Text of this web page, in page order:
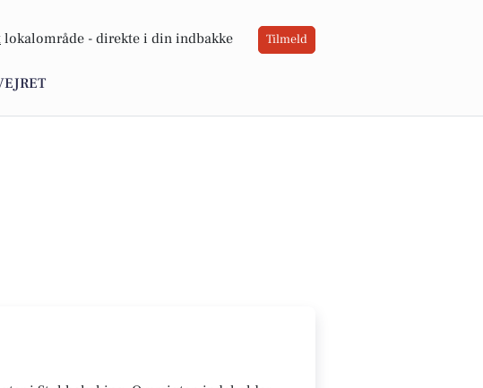
lokalområde - direkte i din indbakke Tilmeld